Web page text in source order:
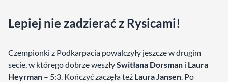
Lepiej nie zadzierać z Rysicami!
Czempionki z Podkarpacia powalczyły jeszcze w drugim
secie, w którego dobrze weszłySwitłana Dorsman i Laura
Heyrman – 5:3. Kończyć zaczęła też Laura Jansen. Po